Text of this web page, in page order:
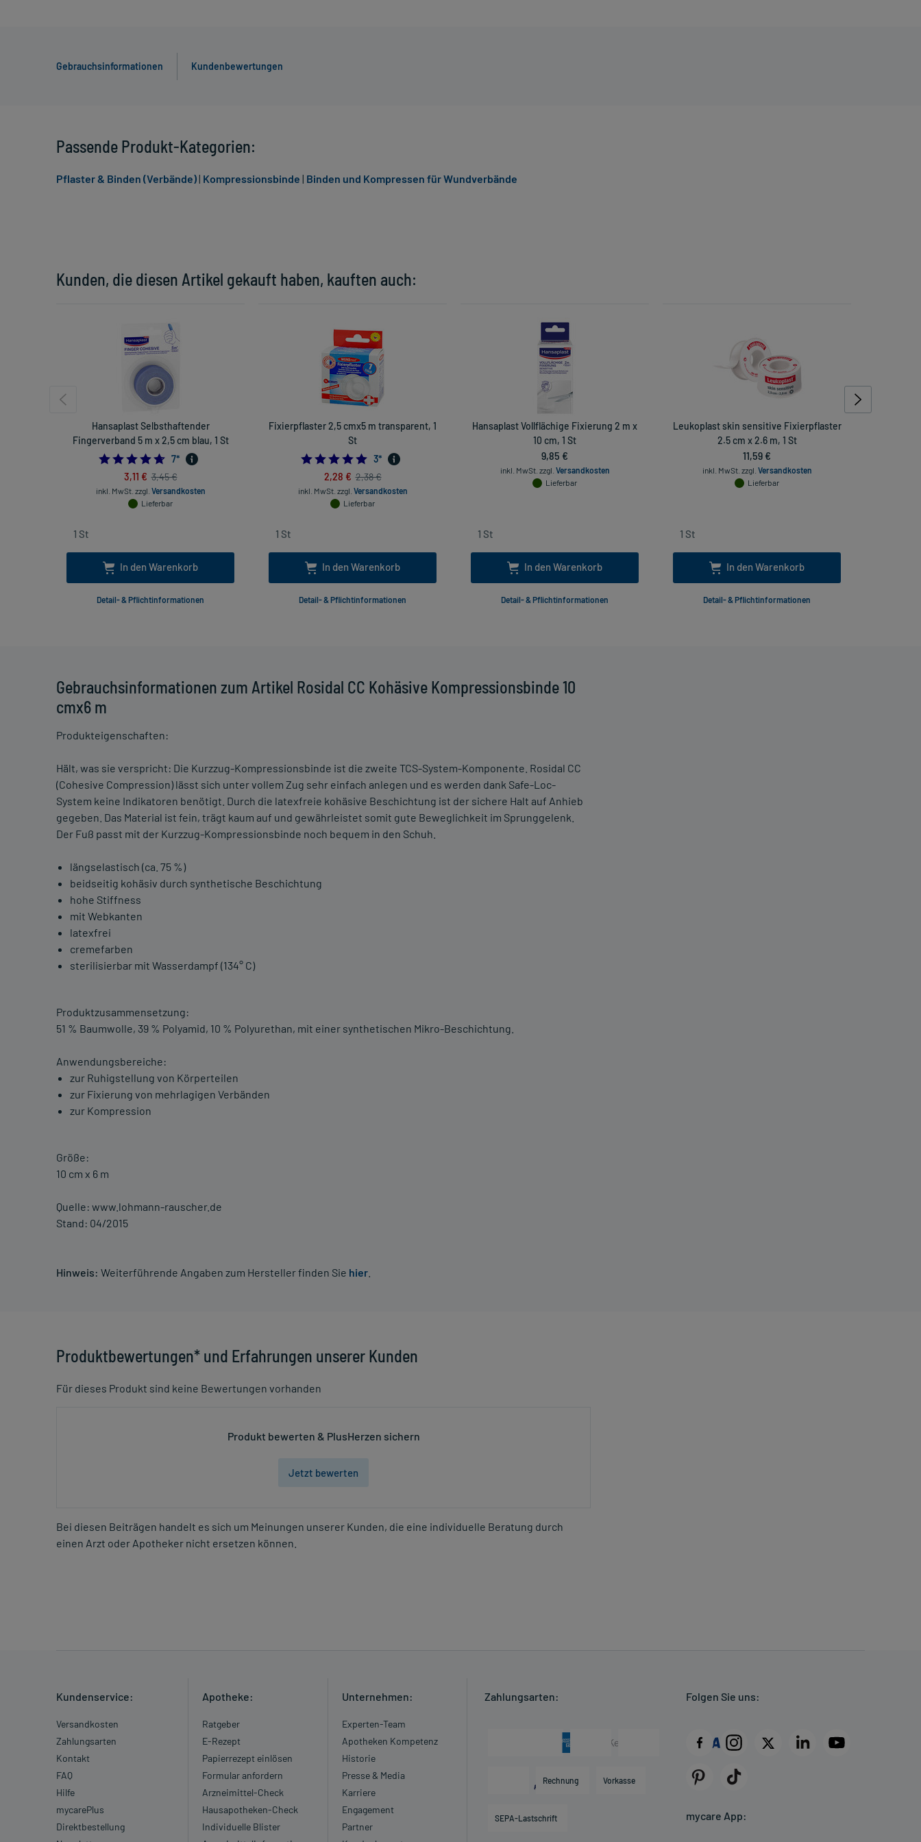
Gebrauchsinformationen Kundenbewertungen
Gebrauchsinformationen zum Artikel Rosidal CC Kohäsive Kompressionsbinde 10
cmx6 m
Produkteigenschaften:
Hält, was sie verspricht: Die Kurzzug-Kompressionsbinde ist die zweite TCS-System-Komponente. Rosidal CC
(Cohesive Compression) lässt sich unter vollem Zug sehr einfach anlegen und es werden dank Safe-Loc-
System keine Indikatoren benötigt. Durch die latexfreie kohäsive Beschichtung ist der sichere Halt auf Anhieb
gegeben. Das Material ist fein, trägt kaum auf und gewährleistet somit gute Beweglichkeit im Sprunggelenk.
Der Fuß passt mit der Kurzzug-Kompressionsbinde noch bequem in den Schuh.
längselastisch (ca. 75 %)
beidseitig kohäsiv durch synthetische Beschichtung
hohe Stiffness
mit Webkanten
latexfrei
cremefarben
sterilisierbar mit Wasserdampf (134° C)
Produktzusammensetzung:
51 % Baumwolle, 39 % Polyamid, 10 % Polyurethan, mit einer synthetischen Mikro-Beschichtung.
Anwendungsbereiche:
zur Ruhigstellung von Körperteilen
zur Fixierung von mehrlagigen Verbänden
zur Kompression
Größe:
10 cm x 6 m
Quelle: www.lohmann-rauscher.de
Stand: 04/2015
Hinweis: Weiterführende Angaben zum Hersteller finden Sie hier
Produktbewertungen* und Erfahrungen unserer Kunden
Für dieses Produkt sind keine Bewertungen vorhanden
Produkt bewerten & PlusHerzen sichern
Jetzt bewerten
Bei diesen Beiträgen handelt es sich um Meinungen unserer Kunden, die eine individuelle Beratung durch
einen Arzt oder Apotheker nicht ersetzen können.
Kunden, die diesen Artikel gekauft haben, kauften auch:
Hansaplast Selbsthaftender
Fingerverband 5 m x 2,5 cm blau, 1 St
4.714285714285714
7*
3,11 € 3,45 €
inkl. MwSt. zzgl. Versandkosten
Lieferbar
In den Warenkorb
Detail- & Pflichtinformationen
Fixierpflaster 2,5 cmx5 m transparent, 1
St
5.0
3*
2,28 € 2,38 €
inkl. MwSt. zzgl. Versandkosten
Lieferbar
In den Warenkorb
Detail- & Pflichtinformationen
Hansaplast Vollflächige Fixierung 2 m x
10 cm, 1 St
9,85 €
inkl. MwSt. zzgl. Versandkosten
Lieferbar
In den Warenkorb
Detail- & Pflichtinformationen
Leukoplast skin sensitive Fixierpflaster
2.5 cm x 2.6 m, 1 St
11,59 €
inkl. MwSt. zzgl. Versandkosten
Lieferbar
In den Warenkorb
Detail- & Pflichtinformationen
Passende Produkt-Kategorien:
Pflaster & Binden (Verbände)| Kompressionsbinde | Binden und Kompressen für Wundverbände
Kundenservice:
Versandkosten
Zahlungsarten
Kontakt
FAQ
Hilfe
mycarePlus
Direktbestellung
Apotheke:
Ratgeber
E-Rezept
Papierrezept einlösen
Formular anfordern
Arzneimittel-Check
Hausapotheken-Check
Individuelle Blister
Unternehmen:
Experten-Team
Apotheken Kompetenz
Historie
Presse & Media
Karriere
Engagement
Partner
Zahlungsarten:
Rechnung Vorkasse
SEPA-Lastschrift
Folgen Sie uns:
mycare App: